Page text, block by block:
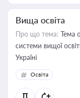
Вища освіта
Про що тема: Тема
системи вищої
Україні
Освіта